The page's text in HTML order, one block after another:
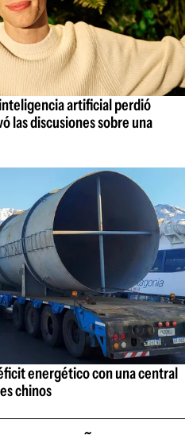
artificial perdió
las discusiones sobre una
energético con una central
chinos